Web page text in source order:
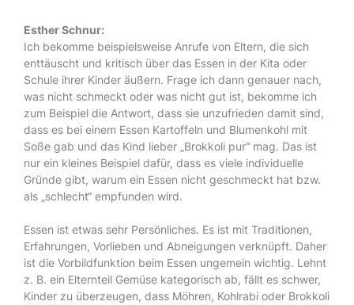
Esther Schnur:
Ich bekomme beispielsweise Anrufe von Eltern, die sich
enttäuscht und kritisch über das Essen in der Kita oder
Schule ihrer Kinder äußern. Frage ich dann genauer nach,
was nicht schmeckt oder was nicht gut ist, bekomme ich
zum Beispiel die Antwort, dass sie unzufrieden damit sind,
dass es bei einem Essen Kartoffeln und Blumenkohl mit
Soße gab und das Kind lieber „Brokkoli pur“ mag. Das ist
nur ein kleines Beispiel dafür, dass es viele individuelle
Gründe gibt, warum ein Essen nicht geschmeckt hat bzw.
als „schlecht“ empfunden wird.
Essen ist etwas sehr Persönliches. Es ist mit Traditionen,
Erfahrungen, Vorlieben und Abneigungen verknüpft. Daher
ist die Vorbildfunktion beim Essen ungemein wichtig. Lehnt
z. B. ein Elternteil Gemüse kategorisch ab, fällt es schwer,
Kinder zu überzeugen, dass Möhren, Kohlrabi oder Brokkoli